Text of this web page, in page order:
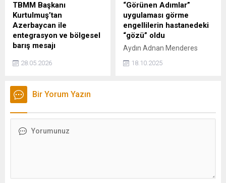
TBMM Başkanı
Kurtulmuş’tan
Azerbaycan ile
entegrasyon ve bölgesel
barış mesajı
Kurtulmuş, "Biz ‘iki ayrı
millet’ değiliz. Biz biriz,
beraberiz, aynı tarihî
ifadelerini kullandı
28.05.2026
“Görünen Adımlar”
uygulaması görme
engellilerin hastanedeki
“gözü” oldu
Aydın Adnan Menderes
geliştirilen "Görünen
18.10.2025
Bir Yorum Yazın